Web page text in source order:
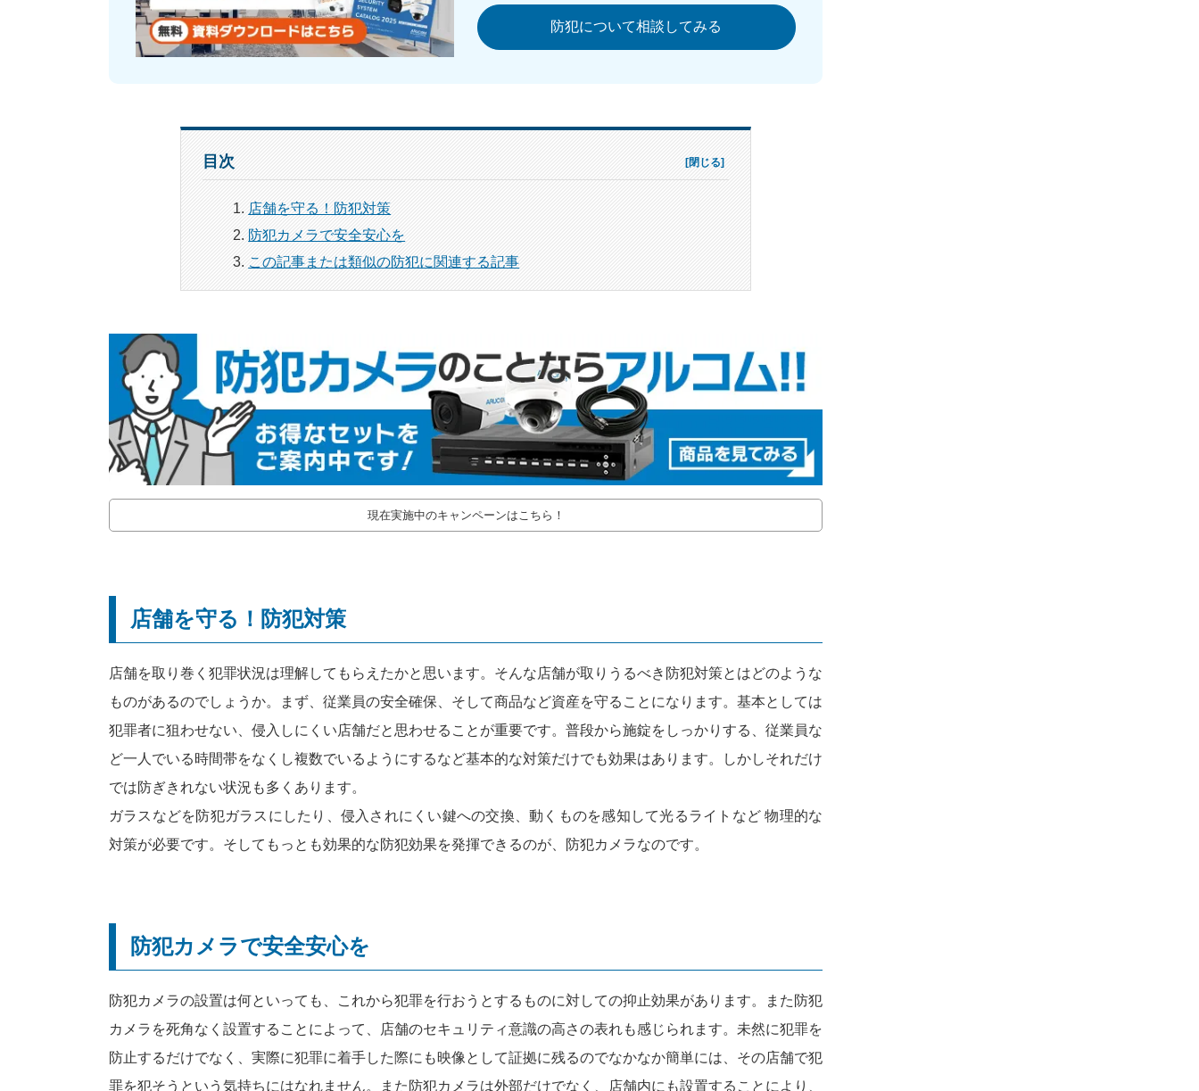
防犯について相談してみる
目次
店舗を守る！防犯対策
防犯カメラで安全安心を
この記事または類似の防犯に関連する記事
現在実施中のキャンペーンはこちら！
店舗を守る！防犯対策
店舗を取り巻く犯罪状況は理解してもらえたかと思います。そんな店舗が取りうるべき防犯対策とはどのような
ものがあるのでしょうか。まず、従業員の安全確保、そして商品など資産を守ることになります。基本としては
犯罪者に狙わせない、侵入しにくい店舗だと思わせることが重要です。普段から施錠をしっかりする、従業員な
ど一人でいる時間帯をなくし複数でいるようにするなど基本的な対策だけでも効果はあります。しかしそれだけ
では防ぎきれない状況も多くあります。
ガラスなどを防犯ガラスにしたり、侵入されにくい鍵への交換、動くものを感知して光るライトなど 物理的な
対策が必要です。そしてもっとも効果的な防犯効果を発揮できるのが、防犯カメラなのです。
防犯カメラで安全安心を
防犯カメラの設置は何といっても、これから犯罪を行おうとするものに対しての抑止効果があります。また防犯
カメラを死角なく設置することによって、店舗のセキュリティ意識の高さの表れも感じられます。未然に犯罪を
防止するだけでなく、実際に犯罪に着手した際にも映像として証拠に残るのでなかなか簡単には、その店舗で犯
罪を犯そうという気持ちにはなれません。また防犯カメラは外部だけでなく、店舗内にも設置することにより、